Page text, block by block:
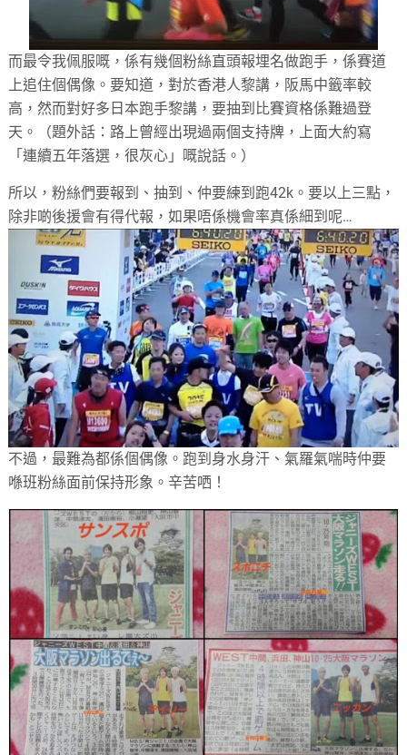
而最令我佩服嘅，係有幾個粉絲直頭報埋名做跑手，係賽道
上追住個偶像。要知道，對於香港人黎講，阪馬中籤率較
高，然而對好多日本跑手黎講，要抽到比賽資格係難過登
天。（題外話：路上曾經出現過兩個支持牌，上面大約寫
「連續五年落選，很灰心」嘅說話。）
所以，粉絲們要報到、抽到、仲要練到跑42k 。要以上三點，
除非啲後援會有得代報，如果唔係機會率真係細到呢…
不過，最難為都係個偶像。跑到身水身汗、氣羅氣喘時仲要
喺班粉絲面前保持形象。辛苦哂！